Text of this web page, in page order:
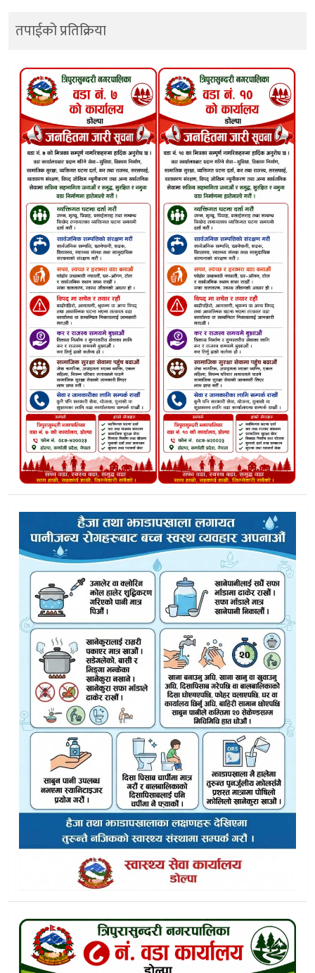
तपाईको प्रतिक्रिया